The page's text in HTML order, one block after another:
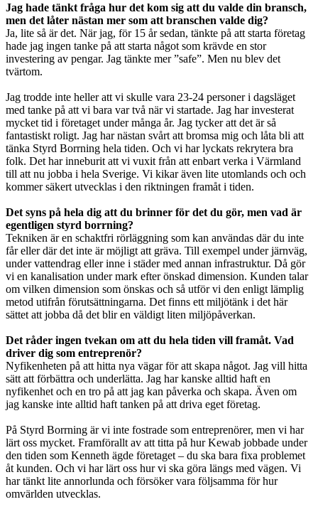
Jag hade tänkt fråga hur det kom sig att du valde din bransch,
men det låter nästan mer som att branschen valde dig?
Ja, lite så är det. När jag, för 15 år sedan, tänkte på att starta företag
hade jag ingen tanke på att starta något som krävde en stor
investering av pengar. Jag tänkte mer ”safe”. Men nu blev det
tvärtom.
Jag trodde inte heller att vi skulle vara 23-24 personer i dagsläget
med tanke på att vi bara var två när vi startade. Jag har investerat
mycket tid i företaget under många år. Jag tycker att det är så
fantastiskt roligt. Jag har nästan svårt att bromsa mig och låta bli att
tänka Styrd Borrning hela tiden. Och vi har lyckats rekrytera bra
folk. Det har inneburit att vi vuxit från att enbart verka i Värmland
till att nu jobba i hela Sverige. Vi kikar även lite utomlands och och
kommer säkert utvecklas i den riktningen framåt i tiden.
Det syns på hela dig att du brinner för det du gör, men vad är
egentligen styrd borrning?
Tekniken är en schaktfri rörläggning som kan användas där du inte
får eller där det inte är möjligt att gräva. Till exempel under järnväg,
under vattendrag eller inne i städer med annan infrastruktur. Då gör
vi en kanalisation under mark efter önskad dimension. Kunden talar
om vilken dimension som önskas och så utför vi den enligt lämplig
metod utifrån förutsättningarna. Det finns ett miljötänk i det här
sättet att jobba då det blir en väldigt liten miljöpåverkan.
Det råder ingen tvekan om att du hela tiden vill framåt. Vad
driver dig som entreprenör?
Nyfikenheten på att hitta nya vägar för att skapa något. Jag vill hitta
sätt att förbättra och underlätta. Jag har kanske alltid haft en
nyfikenhet och en tro på att jag kan påverka och skapa. Även om
jag kanske inte alltid haft tanken på att driva eget företag.
På Styrd Borrning är vi inte fostrade som entreprenörer, men vi har
lärt oss mycket. Framförallt av att titta på hur Kewab jobbade under
den tiden som Kenneth ägde företaget – du ska bara fixa problemet
åt kunden. Och vi har lärt oss hur vi ska göra längs med vägen. Vi
har tänkt lite annorlunda och försöker vara följsamma för hur
omvärlden utvecklas.